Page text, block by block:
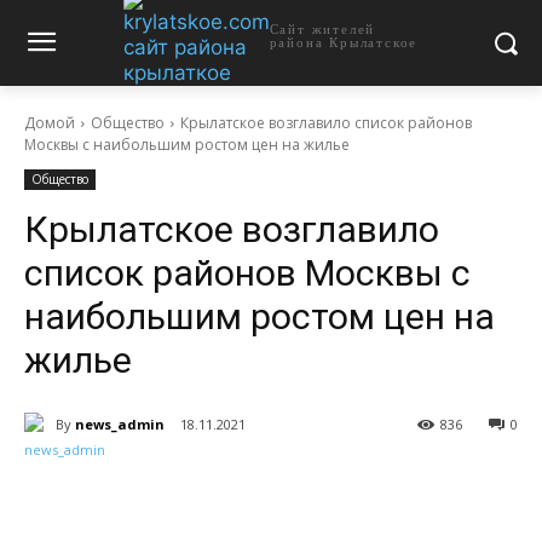
Сайт жителей
района Крылатское
Домой Общество
Крылатское возглавило список районов
Москвы с наибольшим ростом цен на жилье
Общество
Крылатское возглавило
список районов Москвы с
наибольшим ростом цен на
жилье
By news_admin 18.11.2021 0
836